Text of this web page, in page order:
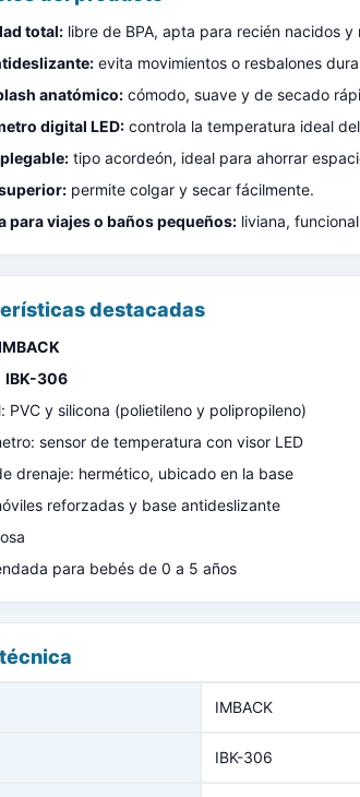
total: libre de BPA, apta para recién nacidos y
evita movimientos o resbalones
anatómico: cómodo, suave y de secado
digital LED: controla la temperatura ideal
tipo acordeón, ideal para ahorrar
permite colgar y secar fácilmente.
para viajes o baños pequeños: liviana,
destacadas
IBK-306
PVC y silicona (polietileno y polipropileno)
sensor de temperatura con visor LED
drenaje: hermético, ubicado en la base
reforzadas y base antideslizante
para bebés de 0 a 5 años
IMBACK
IBK-306